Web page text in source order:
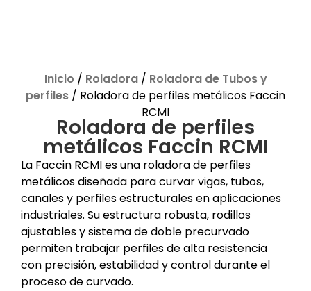
Inicio / Roladora/ Roladora de Tubos y
perfiles / Roladora de perfiles metálicos Faccin
RCMI
Roladora de perfiles
metálicos Faccin RCMI
La Faccin RCMI es una roladora de perfiles
metálicos diseñada para curvar vigas, tubos,
canales y perfiles estructurales en aplicaciones
industriales. Su estructura robusta, rodillos
ajustables y sistema de doble precurvado
permiten trabajar perfiles de alta resistencia
con precisión, estabilidad y control durante el
proceso de curvado.